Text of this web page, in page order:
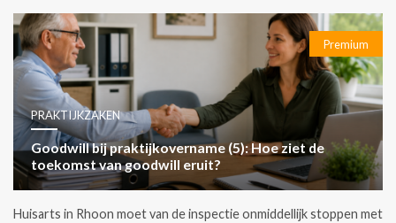
Premium
PRAKTIJKZAKEN
Goodwill bij praktijkovername (5): Hoe ziet de
toekomst van goodwill eruit?
Huisarts in Rhoon moet van de inspectie onmiddellijk stoppen met